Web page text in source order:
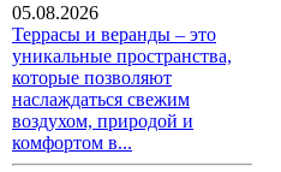
05.08.2026
Террасы и веранды – это
уникальные пространства,
которые позволяют
наслаждаться свежим
воздухом, природой и
комфортом в...